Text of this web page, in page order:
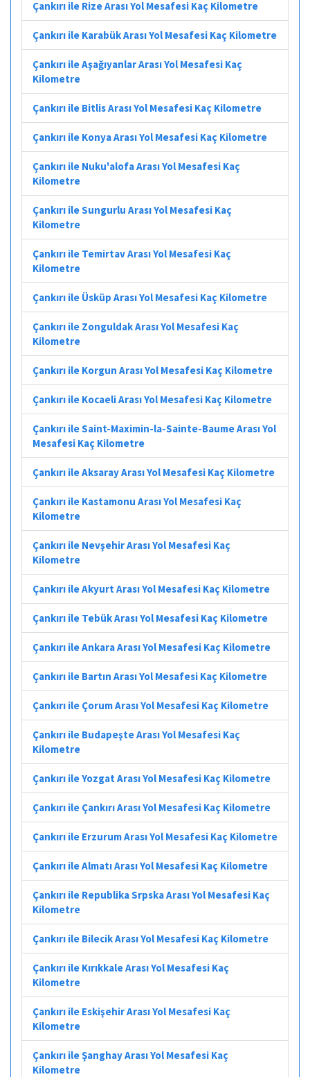
Çankırı ile Rize Arası Yol Mesafesi Kaç Kilometre
Çankırı ile Karabük Arası Yol Mesafesi Kaç Kilometre
Çankırı ile Aşağıyanlar Arası Yol Mesafesi Kaç
Kilometre
Çankırı ile Bitlis Arası Yol Mesafesi Kaç Kilometre
Çankırı ile Konya Arası Yol Mesafesi Kaç Kilometre
Çankırı ile Nuku'alofa Arası Yol Mesafesi Kaç
Kilometre
Çankırı ile Sungurlu Arası Yol Mesafesi Kaç
Kilometre
Çankırı ile Temirtav Arası Yol Mesafesi Kaç
Kilometre
Çankırı ile Üsküp Arası Yol Mesafesi Kaç Kilometre
Çankırı ile Zonguldak Arası Yol Mesafesi Kaç
Kilometre
Çankırı ile Korgun Arası Yol Mesafesi Kaç Kilometre
Çankırı ile Kocaeli Arası Yol Mesafesi Kaç Kilometre
Çankırı ile Saint-Maximin-la-Sainte-Baume Arası Yol
Mesafesi Kaç Kilometre
Çankırı ile Aksaray Arası Yol Mesafesi Kaç Kilometre
Çankırı ile Kastamonu Arası Yol Mesafesi Kaç
Kilometre
Çankırı ile Nevşehir Arası Yol Mesafesi Kaç
Kilometre
Çankırı ile Akyurt Arası Yol Mesafesi Kaç Kilometre
Çankırı ile Tebük Arası Yol Mesafesi Kaç Kilometre
Çankırı ile Ankara Arası Yol Mesafesi Kaç Kilometre
Çankırı ile Bartın Arası Yol Mesafesi Kaç Kilometre
Çankırı ile Çorum Arası Yol Mesafesi Kaç Kilometre
Çankırı ile Budapeşte Arası Yol Mesafesi Kaç
Kilometre
Çankırı ile Yozgat Arası Yol Mesafesi Kaç Kilometre
Çankırı ile Çankırı Arası Yol Mesafesi Kaç Kilometre
Çankırı ile Erzurum Arası Yol Mesafesi Kaç Kilometre
Çankırı ile Almatı Arası Yol Mesafesi Kaç Kilometre
Çankırı ile Republika Srpska Arası Yol Mesafesi Kaç
Kilometre
Çankırı ile Bilecik Arası Yol Mesafesi Kaç Kilometre
Çankırı ile Kırıkkale Arası Yol Mesafesi Kaç
Kilometre
Çankırı ile Eskişehir Arası Yol Mesafesi Kaç
Kilometre
Çankırı ile Şanghay Arası Yol Mesafesi Kaç
Kilometre